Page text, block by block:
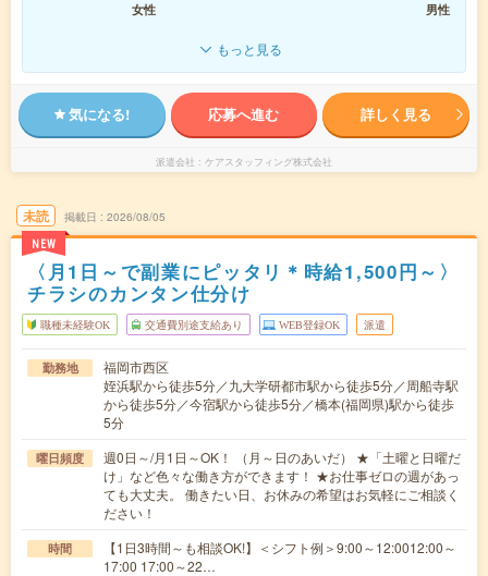
女性
男性
もっと見る
気になる! 応募へ進む 詳しく見る
派遣会社 ケアスタッフィング株式会社
未読
NEW
掲載日 2026/08/05
〈月1日～で副業にピッタリ＊時給1,500円～〉
チラシのカンタン仕分け
職種未経験OK 交通費別途支給あり WEB登録OK 派遣
勤務地
福岡市西区
姪浜駅から徒歩5分／九大学研都市駅から徒歩5分／周船寺駅
から徒歩5分／今宿駅から徒歩5分／橋本(福岡県)駅から徒歩
5分
曜日頻度
週0日～/月1日～OK！ （月～日のあいだ） ★「土曜と日曜だ
け」など色々な働き方ができます！ ★お仕事ゼロの週があっ
ても大丈夫。 働きたい日、お休みの希望はお気軽にご相談く
ださい！
時間
【1日3時間～も相談OK!】＜シフト例＞9:00～12:0012:00～
17:00 17:00～22…